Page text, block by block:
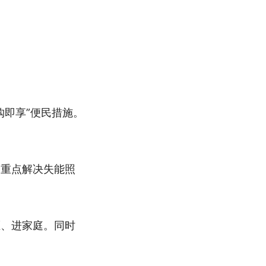
享”便民措施。
点解决失能照
进家庭。同时